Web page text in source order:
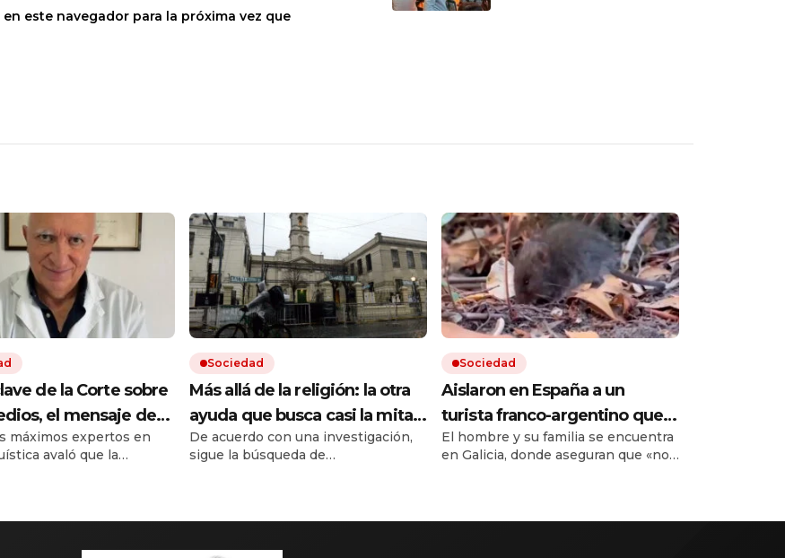
este navegador para la próxima vez que
de la Corte sobre
el mensaje de
médico y otro
en puerta
máximos expertos en
avaló que la
entre pacientes y
Sociedad
Más allá de la religión: la otra
ayuda que busca casi la mitad
de las personas que acuden a
iglesias y templos
De acuerdo con una investigación,
sigue la búsqueda de
Sociedad
Aislaron en España a un
turista franco-argentino que
dio positivo al hantavirus en
Francia: no tiene síntomas y le
El hombre y su familia se encuentra
en Galicia, donde aseguran que «no
en el crucero que tuvo un brote.